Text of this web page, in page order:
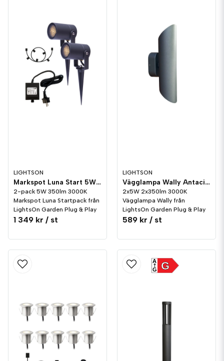
LIGHTSON
Markspot Luna Start 5W LightsOn Garden Plug & Play
2-pack 5W 350lm 3000K
Markspot Luna Startpack från
LightsOn Garden Plug & Play
1 349 kr / st
LIGHTSON
Vägglampa Wally Antacit 2x5W LightsOn Garden Plug & Play
2x5W 2x350lm 3000K
Vägglampa Wally från
LightsOn Garden Plug & Play
589 kr / st
G
A
G